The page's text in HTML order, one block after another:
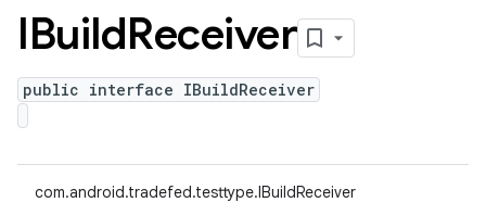
IBuildReceiver
public interface IBuildReceiver
com.android.tradefed.testtype.IBuildReceiver